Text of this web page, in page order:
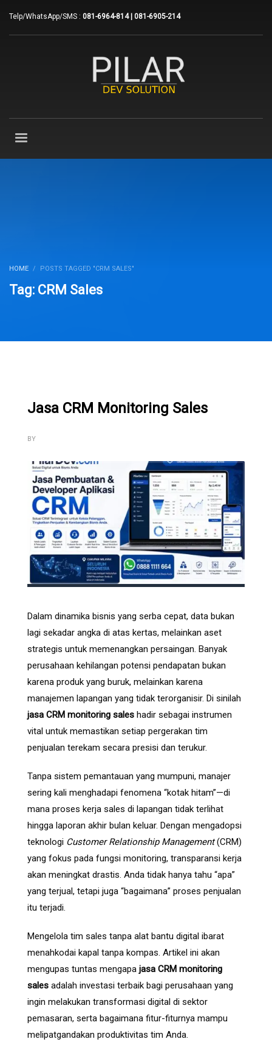
Telp/WhatsApp/SMS : 081-6964-814 | 081-6905-214
HOME POSTS TAGGED "CRM SALES"
Tag: CRM Sales
Jasa CRM Monitoring Sales
BY
Dalam dinamika bisnis yang serba cepat, data bukan
lagi sekadar angka di atas kertas, melainkan aset
strategis untuk memenangkan persaingan. Banyak
perusahaan kehilangan potensi pendapatan bukan
karena produk yang buruk, melainkan karena
manajemen lapangan yang tidak terorganisir. Di sinilah
jasa CRM monitoring sales hadir sebagai instrumen
vital untuk memastikan setiap pergerakan tim
penjualan terekam secara presisi dan terukur.
Tanpa sistem pemantauan yang mumpuni, manajer
sering kali menghadapi fenomena “kotak hitam”—di
mana proses kerja sales di lapangan tidak terlihat
hingga laporan akhir bulan keluar. Dengan mengadopsi
teknologi Customer Relationship Management(CRM)
yang fokus pada fungsi monitoring, transparansi kerja
akan meningkat drastis. Anda tidak hanya tahu “apa”
yang terjual, tetapi juga “bagaimana” proses penjualan
itu terjadi.
Mengelola tim sales tanpa alat bantu digital ibarat
menahkodai kapal tanpa kompas. Artikel ini akan
mengupas tuntas mengapa jasa CRM monitoring
sales adalah investasi terbaik bagi perusahaan yang
ingin melakukan transformasi digital di sektor
pemasaran, serta bagaimana fitur-fiturnya mampu
melipatgandakan produktivitas tim Anda.